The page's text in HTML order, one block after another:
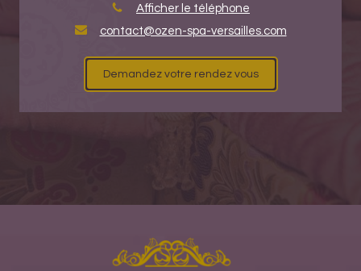
Afficher le téléphone
contact@ozen-spa-versailles.com
Demandez votre rendez vous